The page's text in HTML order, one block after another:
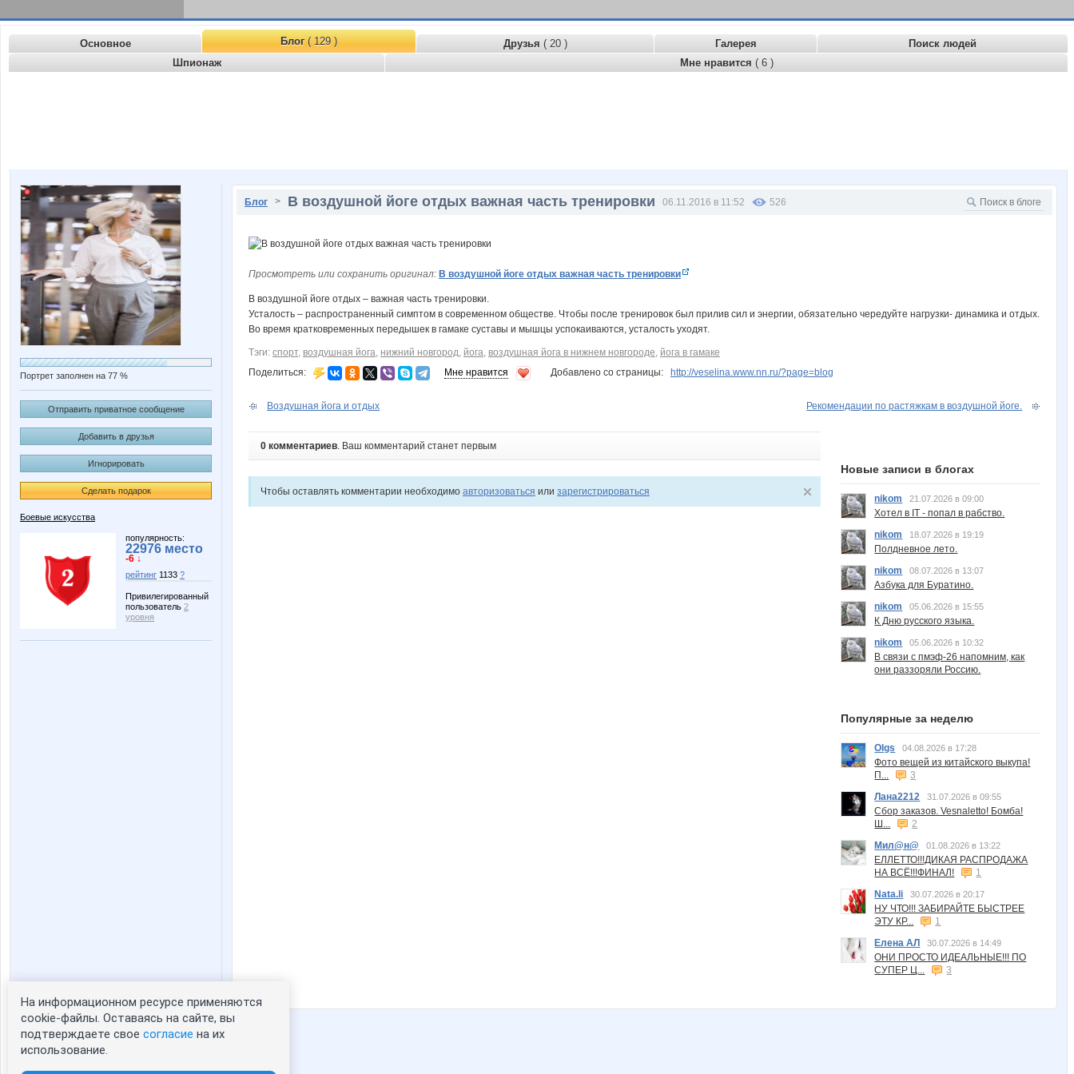
Основное Блог( 129 ) Друзья ( 20 ) Галерея
Поиск людей
Шпионаж
Мне нравится ( 6 )
Портрет заполнен на 77 %
Отправить приватное сообщение
Добавить в друзья
Игнорировать
Сделать подарок
Боевые искусства
популярность:
22976 место
-6 ↓
рейтинг 1133 ?
Привилегированный
пользователь 2
уровня
Статистика портрета:
сейчас просматривают портрет - 0
зарегистрированные пользователи
Блог > В воздушной йоге отдых важная часть тренировки 06.11.2016 в 11:52 526
Просмотреть или сохранить оригинал: В воздушной йоге отдых важная часть тренировки
В воздушной йоге отдых – важная часть тренировки.
Усталость – распространенный симптом в современном обществе. Чтобы после тренировок был прилив сил и энергии, обязательно чередуйте нагрузки- динамика и отдых.
Во время кратковременных передышек в гамаке суставы и мышцы успокаиваются, усталость уходят.
Тэги: спорт, воздушная йога, нижний новгород, йога, воздушная йога в нижнем новгороде, йога в гамаке
Поделиться:
Мне нравится Добавлено со страницы: http://veselina.www.nn.ru/?page=blog
Воздушная йога и отдых Рекомендации по растяжкам в воздушной йоге.
0 комментариев. Ваш комментарий станет первым
Чтобы оставлять комментарии необходимо авторизоваться или зарегистрироваться
Новые записи в блогах
nikom 21.07.2026 в 09:00
Хотел в IT - попал в рабство.
nikom
18.07.2026 в 19:19
Полдневное лето.
nikom
08.07.2026 в 13:07
Азбука для Буратино.
nikom
05.06.2026 в 15:55
К Дню русского языка.
nikom
05.06.2026 в 10:32
В связи с пмэф-26 напомним, как
они раззоряли Россию.
Популярные за неделю
Olgs 04.08.2026 в 17:28
Фото вещей из китайского выкупа!
П...
3
Лана2212
31.07.2026 в 09:55
Сбор заказов. Vesnaletto! Бомба!
Ш...
2
Мил@н@
01.08.2026 в 13:22
ЕЛЛЕТТО!!!ДИКАЯ РАСПРОДАЖА
НА ВСЁ!!!ФИНАЛ!
1
Nata.li
30.07.2026 в 20:17
НУ ЧТО!!! ЗАБИРАЙТЕ БЫСТРЕЕ
ЭТУ КР...
1
Елена АЛ
30.07.2026 в 14:49
ОНИ ПРОСТО ИДЕАЛЬНЫЕ!!! ПО
СУПЕР Ц...
3
На информационном ресурсе применяются
cookie-файлы. Оставаясь на сайте, вы
подтверждаете свое согласие на их
использование.